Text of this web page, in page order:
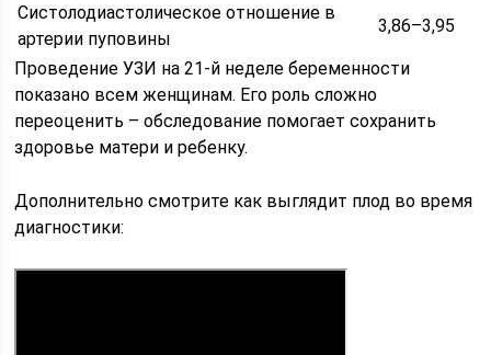
Систолодиастолическое отношение в
артерии пуповины
3,86–3,95
Проведение УЗИ на 21-й неделе беременности
показано всем женщинам. Его роль сложно
переоценить – обследование помогает сохранить
здоровье матери и ребенку.
Дополнительно смотрите как выглядит плод во время
диагностики: